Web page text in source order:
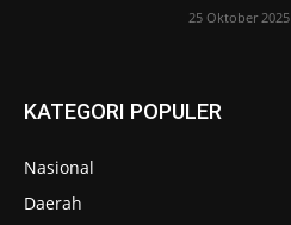
25 Oktober 2025
KATEGORI POPULER
Nasional
Daerah